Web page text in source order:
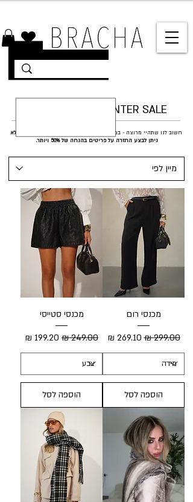
WINTER SALE - סוף עונה חורף
חשוב לנו שתהיי מרוצה - במידת הצורך תוכלי להחליף לפריט אחר, אךלא
ניתן לבצע החזרה על פריטים בהנחה של 50% ויותר.
מכנסי רום
מחיר רגיל‏299.00 ‏₪ מחיר מבצע
הוספה לסל
מכנסי סטייסי
מחיר רגיל מחיר מבצע
הוספה לסל